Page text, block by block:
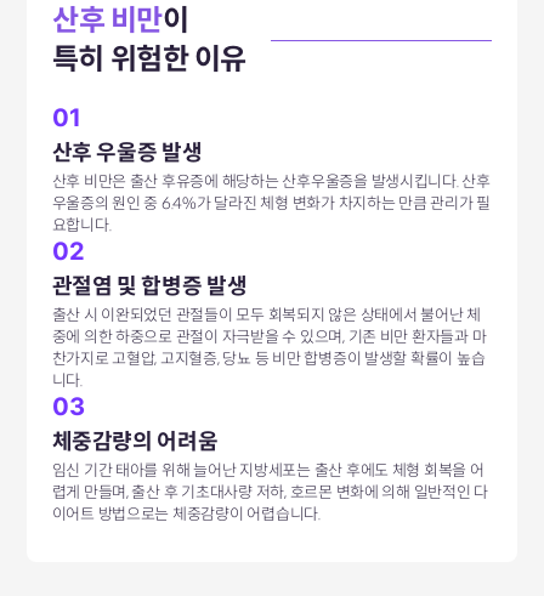
산후 비만이
특히 위험한 이유
01
산후 우울증 발생
산후 비만은 출산 후유증에 해당하는 산후우울증을 발생시킵니다. 산후
우울증의 원인 중 6.4%가 달라진 체형 변화가 차지하는 만큼 관리가 필
요합니다.
02
관절염 및 합병증 발생
출산 시 이완되었던 관절들이 모두 회복되지 않은 상태에서 불어난 체
중에 의한 하중으로 관절이 자극받을 수 있으며, 기존 비만 환자들과 마
찬가지로 고혈압, 고지혈증, 당뇨 등 비만 합병증이 발생할 확률이 높습
니다.
03
체중감량의 어려움
임신 기간 태아를 위해 늘어난 지방세포는 출산 후에도 체형 회복을 어
렵게 만들며, 출산 후 기초대사량 저하, 호르몬 변화에 의해 일반적인 다
이어트 방법으로는 체중감량이 어렵습니다.